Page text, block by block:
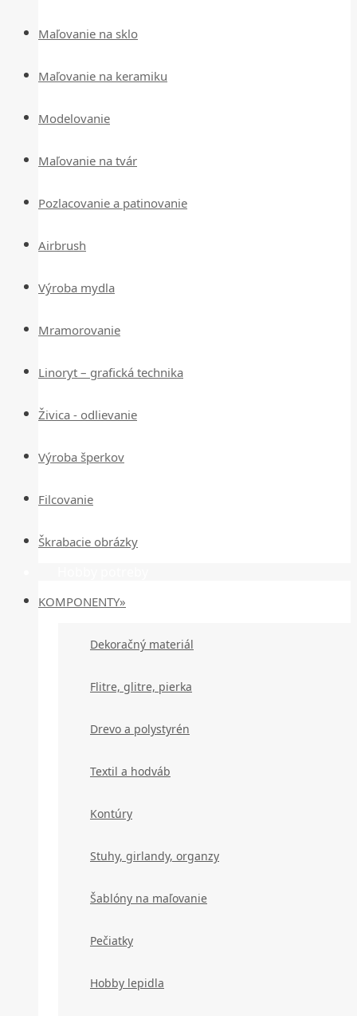
Maľovanie na sklo
Maľovanie na keramiku
Modelovanie
Maľovanie na tvár
Pozlacovanie a patinovanie
Airbrush
Výroba mydla
Mramorovanie
Linoryt – grafická technika
Živica - odlievanie
Výroba šperkov
Filcovanie
Škrabacie obrázky
KOMPONENTY»
Dekoračný materiál
Flitre, glitre, pierka
Drevo a polystyrén
Textil a hodváb
Kontúry
Stuhy, girlandy, organzy
Šablóny na maľovanie
Pečiatky
Hobby lepidla